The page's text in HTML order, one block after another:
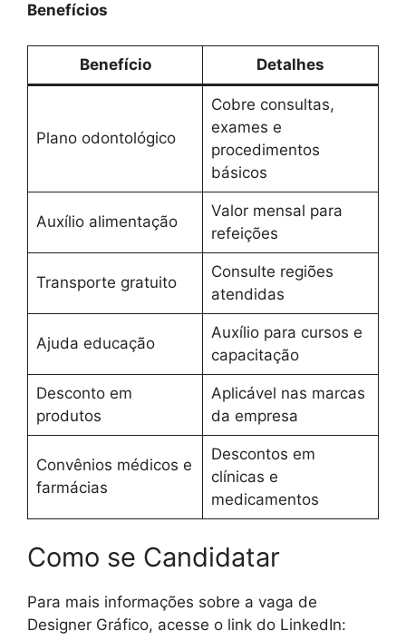
Benefícios
Benefício Detalhes
Plano odontológico
Cobre consultas,
exames e
procedimentos
básicos
Auxílio alimentação
Valor mensal para
refeições
Transporte gratuito
Consulte regiões
atendidas
Ajuda educação
Auxílio para cursos e
capacitação
Desconto em
produtos
Aplicável nas marcas
da empresa
Convênios médicos e
farmácias
Descontos em
clínicas e
medicamentos
Como se Candidatar
Para mais informações sobre a vaga de
Designer Gráfico, acesse o link do LinkedIn: